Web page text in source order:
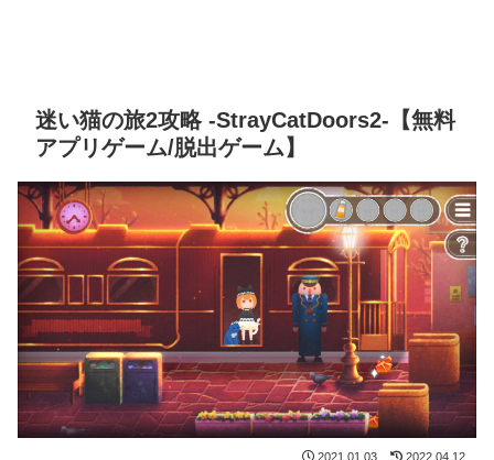
迷い猫の旅2攻略 -StrayCatDoors2-【無料
アプリゲーム/脱出ゲーム】
2021.01.03 2022.04.12